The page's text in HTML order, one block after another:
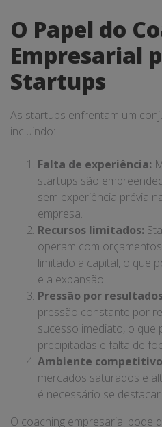
O Papel do
Empresarial
Startups
As startups enfrentam um
incluindo:
Falta de experiência:
startups são
sem experiência prévia
empresa.
Recursos limitados:
operam com
limitado a capital, o que
e a expansão.
Pressão por
pressão constante por
sucesso imediato, o que
precipitadas e falta de
Ambiente
mercados saturados e
é necessário se
O coaching empresarial pode